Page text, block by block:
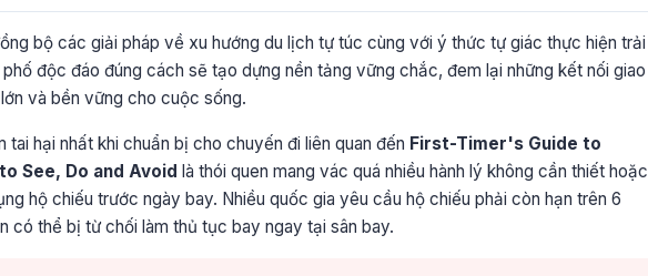
bộ các giải pháp về xu hướng du lịch tự túc cùng với ý thức tự giác thực hiện trải
độc đáo đúng cách sẽ tạo dựng nền tảng vững chắc, đem lại những kết nối giao
và bền vững cho cuộc sống.
tai hại nhất khi chuẩn bị cho chuyến đi liên quan đến First-Timer's Guide to
See, Do and Avoid là thói quen mang vác quá nhiều hành lý không cần thiết hoặc
hộ chiếu trước ngày bay. Nhiều quốc gia yêu cầu hộ chiếu phải còn hạn trên 6
có thể bị từ chối làm thủ tục bay ngay tại sân bay.